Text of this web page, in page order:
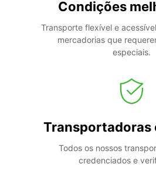
Condições
Transporte flexível e
mercadorias que
especiais.
Transportadoras
Todos os nossos
credenciados e